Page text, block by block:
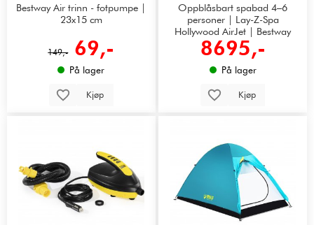
Bestway Air trinn - fotpumpe |
23x15 cm
149,- 69,-
På lager
Kjøp
Oppblåsbart spabad 4–6
personer | Lay-Z-Spa
Hollywood AirJet | Bestway
8695,-
På lager
Kjøp